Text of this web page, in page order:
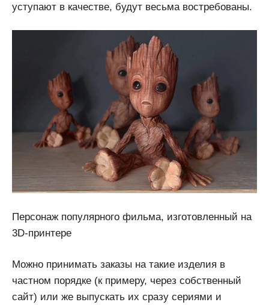
уступают в качестве, будут весьма востребованы.
Персонаж популярного фильма, изготовленный на
3D-принтере
Можно принимать заказы на такие изделия в
частном порядке (к примеру, через собственный
сайт) или же выпускать их сразу сериями и